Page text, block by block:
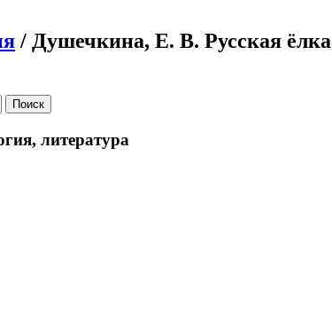
/ Душечкина, Е. В. Русская
Поиск
литература